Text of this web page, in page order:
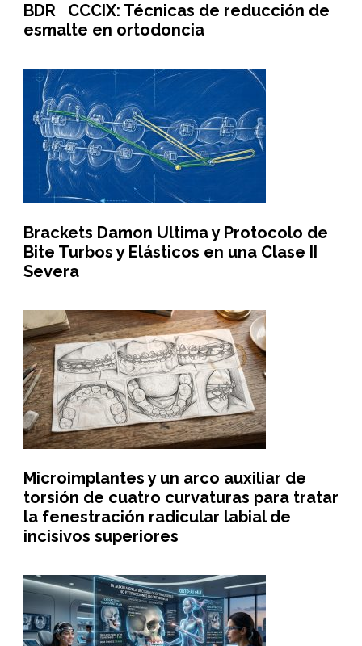
BDR CCCIX: Técnicas de reducción de
esmalte en ortodoncia
Brackets Damon Ultima y Protocolo de
Bite Turbos y Elásticos en una Clase II
Severa
Microimplantes y un arco auxiliar de
torsión de cuatro curvaturas para tratar
la fenestración radicular labial de
incisivos superiores